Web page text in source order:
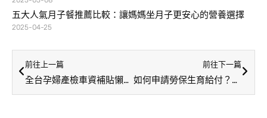
五大人氣月子餐推薦比較：讓媽媽坐月子更安心的營養選擇
2025-04-25
前往上一篇
全台孕婦產檢車資補貼懶人包：新北、台北、桃園、新竹、嘉義、高雄、屏東、花蓮！
前往下一篇
如何申請勞保生育給付？2026 最新補助金額、申請條件和方式一次看！